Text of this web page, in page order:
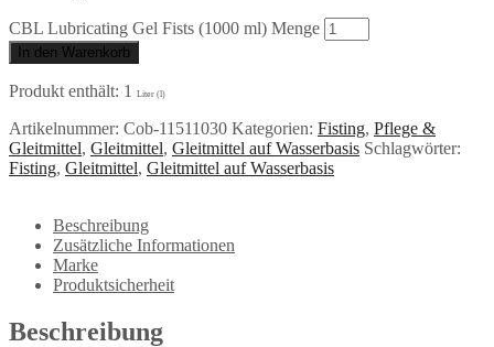
CBL Lubricating Gel Fists (1000 ml) Menge
In den Warenkorb
Produkt enthält: 1 Liter (l)
Artikelnummer: Cob-11511030 Kategorien: Fisting, Pflege &
Gleitmittel, Gleitmittel, Gleitmittel auf Wasserbasis Schlagwörter:
Fisting, Gleitmittel, Gleitmittel auf Wasserbasis
Beschreibung
Zusätzliche Informationen
Marke
Produktsicherheit
Beschreibung